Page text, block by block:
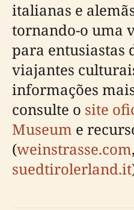
italianas e
tornando-o uma
para entusiastas
viajantes
informações
consulte o site
Museum e
(weinstrasse.com,
suedtirolerland.it